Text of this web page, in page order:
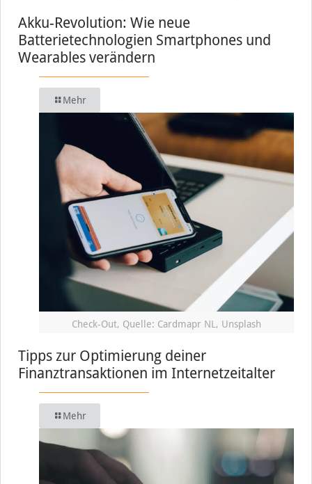
Akku-Revolution: Wie neue
Batterietechnologien Smartphones und
Wearables verändern
Mehr
Check-Out, Quelle: Cardmapr NL, Unsplash
Tipps zur Optimierung deiner
Finanztransaktionen im Internetzeitalter
Mehr